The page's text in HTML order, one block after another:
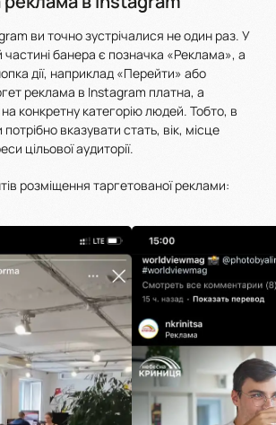
ви точно зустрічалися не один раз. У
частині банера є позначка «Реклама», а
дії, наприклад «Перейти» або
реклама в Instagram платна, а
конкретну категорію людей. Тобто, в
вказувати стать, вік, місце
цільової аудиторії.
розміщення таргетованої реклами: